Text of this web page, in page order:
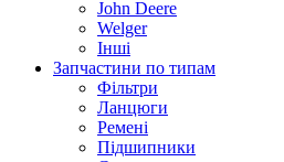
John Deere
Welger
Інші
Запчастини по типам
Фільтри
Ланцюги
Ремені
Підшипники